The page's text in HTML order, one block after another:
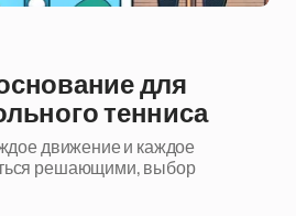
для
тенниса
движение и каждое
решающими, выбор